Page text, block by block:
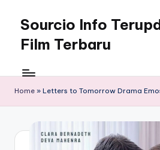
content
Sourcio Info
Film Terbaru
Home » Letters to Tomorrow Drama